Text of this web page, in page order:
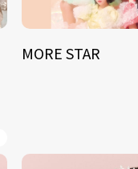
MORE STAR